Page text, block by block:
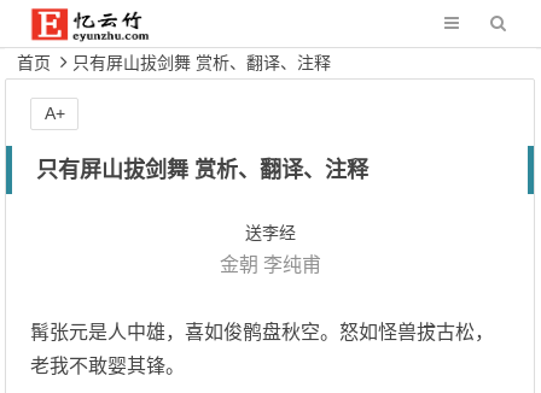
首页 只有屏山拔剑舞 赏析、翻译、注释
只有屏山拔剑舞 赏析、翻译、注释
送李经
金朝 李纯甫
髯张元是人中雄，喜如俊鹘盘秋空。怒如怪兽拔古松，
老我不敢婴其锋。
A+